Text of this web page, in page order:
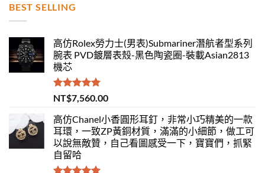
BEST SELLING
高仿Rolex勞力士(男表)Submariner潛航者型系列
腕表 PVD鍍層表殼-黑色陶瓷圈-裝載Asian2813
機芯
評分 5.00
滿分 5
NT$7,560.00
高仿Chanel小香圓形耳釘，非常小巧精美的一款
耳環，一致ZP黃銅材質，滿滿的小細節，做工可
以說無敵贊，自己看圖感受一下，寶寶們，抓緊
自留哈